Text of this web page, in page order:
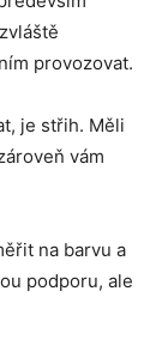
provozovat.
je střih. Měli
vám
na barvu a
podporu, ale